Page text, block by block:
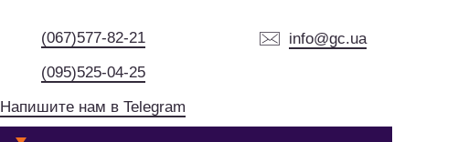
(067)577-82-21
(095)525-04-25
Напишите нам в Telegram
info@gc.ua